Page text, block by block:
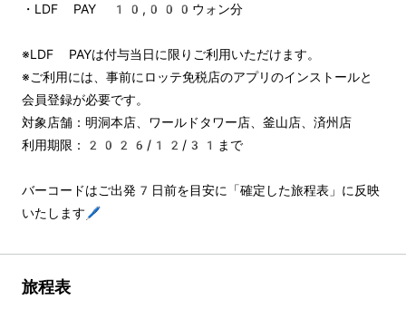
・LDF PAY 10,000ウォン分
※LDF PAYは付与当日に限りご利用いただけます。
※ご利用には、事前にロッテ免税店のアプリのインストールと
会員登録が必要です。
対象店舗：明洞本店、ワールドタワー店、釜山店、済州店
利用期限：2026/12/31まで
バーコードはご出発7日前を目安に「確定した旅程表」に反映
いたします🖊️
旅程表